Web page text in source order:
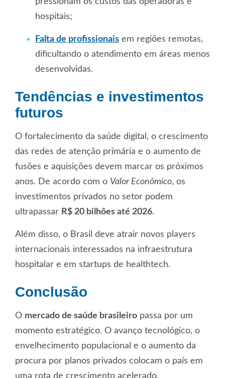
hospitais;
Falta de profissionais em regiões remotas,
dificultando o atendimento em áreas menos
desenvolvidas.
Tendências e investimentos
futuros
O fortalecimento da saúde digital, o crescimento
das redes de atenção primária e o aumento de
fusões e aquisições devem marcar os próximos
anos. De acordo com o Valor Econômico, os
investimentos privados no setor podem
ultrapassar R$ 20 bilhões até 2026.
Além disso, o Brasil deve atrair novos players
internacionais interessados na infraestrutura
hospitalar e em startups de healthtech.
Conclusão
O mercado de saúde brasileiro passa por um
momento estratégico. O avanço tecnológico, o
envelhecimento populacional e o aumento da
procura por planos privados colocam o país em
uma rota de crescimento acelerado.